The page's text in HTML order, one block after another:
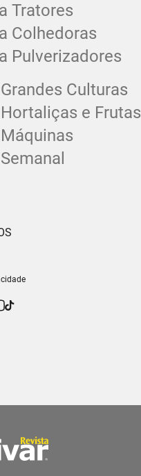
Tratores
Colhedoras
Pulverizadores
Culturas
e Frutas